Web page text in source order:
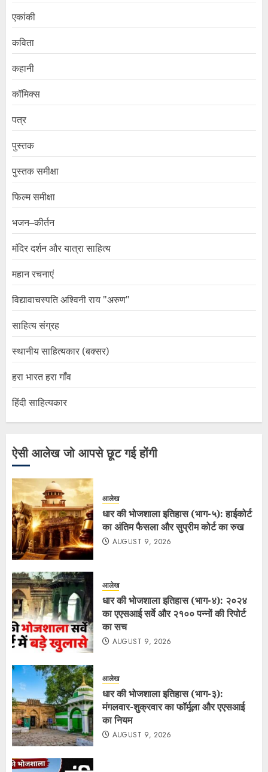
एकांकी
कविता
कहानी
कॉमिक्स
पत्र
पुस्तक
पुस्तक समीक्षा
फिल्म समीक्षा
भजन–कीर्तन
मंदिर दर्शन और यात्रा साहित्य
महान रचनाएं
विद्यावाचस्पति अश्विनी राय "अरुण"
साहित्य संग्रह
स्थानीय साहित्यकार (बक्सर)
हरा भारत हरा गाँव
हिंदी साहित्यकार
ऐसी आलेख जो आपसे छूट गई होंगी
आलेख
धार की भोजशाला इतिहास (भाग-५): हाईकोर्ट
का अंतिम फैसला और सुप्रीम कोर्ट का रुख
AUGUST 9, 2026
आलेख
धार की भोजशाला इतिहास (भाग-४): २०२४
का एएसआई सर्वे और २१०० पन्नों की रिपोर्ट
का सच
AUGUST 9, 2026
आलेख
धार की भोजशाला इतिहास (भाग-३):
मंगलवार-शुक्रवार का फॉर्मूला और एएसआई
का नियम
AUGUST 9, 2026